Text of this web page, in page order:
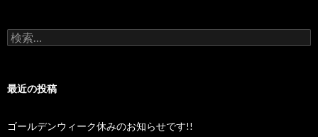
検
索:
最近の投稿
ゴールデンウィーク休みのお知らせです!!